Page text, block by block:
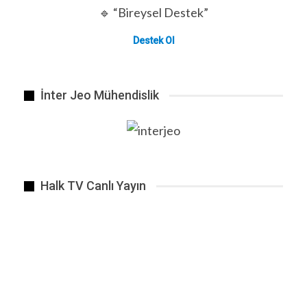
🔹 “Bireysel Destek”
Destek Ol
İnter Jeo Mühendislik
Halk TV Canlı Yayın